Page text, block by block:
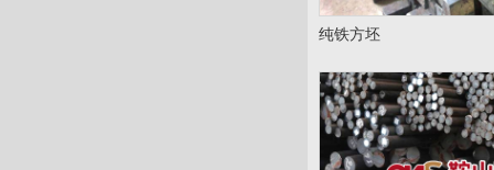
纯铁方坯